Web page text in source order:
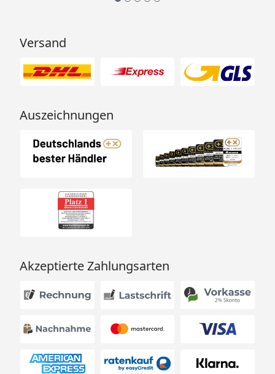
Versand
Auszeichnungen
Akzeptierte Zahlungsarten